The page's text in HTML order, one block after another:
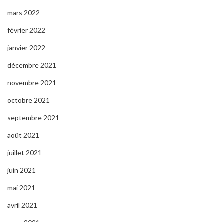
mars 2022
février 2022
janvier 2022
décembre 2021
novembre 2021
octobre 2021
septembre 2021
août 2021
juillet 2021
juin 2021
mai 2021
avril 2021